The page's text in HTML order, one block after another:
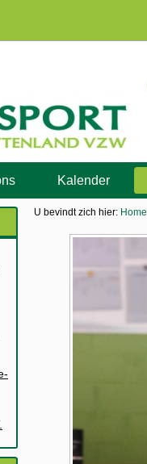
Kalender
U bevindt zich hier: Home